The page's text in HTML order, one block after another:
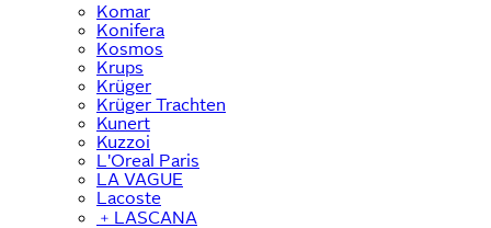
Komar
Konifera
Kosmos
Krups
Krüger
Krüger Trachten
Kunert
Kuzzoi
L'Oreal Paris
LA VAGUE
Lacoste
﹢ LASCANA